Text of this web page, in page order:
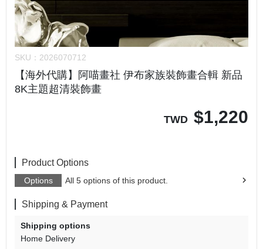
SKU： 2026070712
【海外代購】阿喵畫社 伊布家族裝飾畫合輯 新品
8K主題超清裝飾畫
TWD $1,220
Product Options
Options All 5 options of this product.
Shipping & Payment
Shipping options
Home Delivery